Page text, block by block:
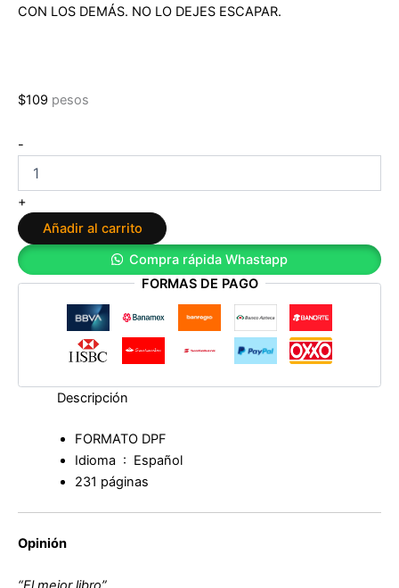
CON LOS DEMÁS. NO LO DEJES ESCAPAR.
$109 pesos
-
tu
vida:
Descubre
las
habilidades
sociales
emocionales
conducirán
personal
Navarro
cantidad
+
Añadir al carrito
Compra rápida Whastapp
FORMAS DE PAGO
Descripción
FORMATO DPF
Idioma ‏ : ‎ Español
231 páginas
Opinión